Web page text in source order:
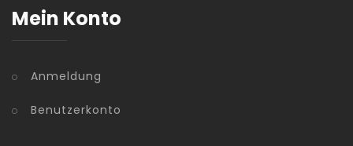
Mein Konto
Anmeldung
Benutzerkonto